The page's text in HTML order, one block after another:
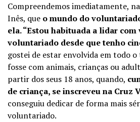
Compreendemos imediatamente,
Inês, que o mundo do
ela. “Estou habituada a lidar
voluntariado desde que tenho
gostei de estar envolvida em todo
fosse com animais, crianças ou
partir dos seus 18 anos, quando,
de criança, se inscreveu na Cruz
conseguiu dedicar de forma mais
voluntariado.